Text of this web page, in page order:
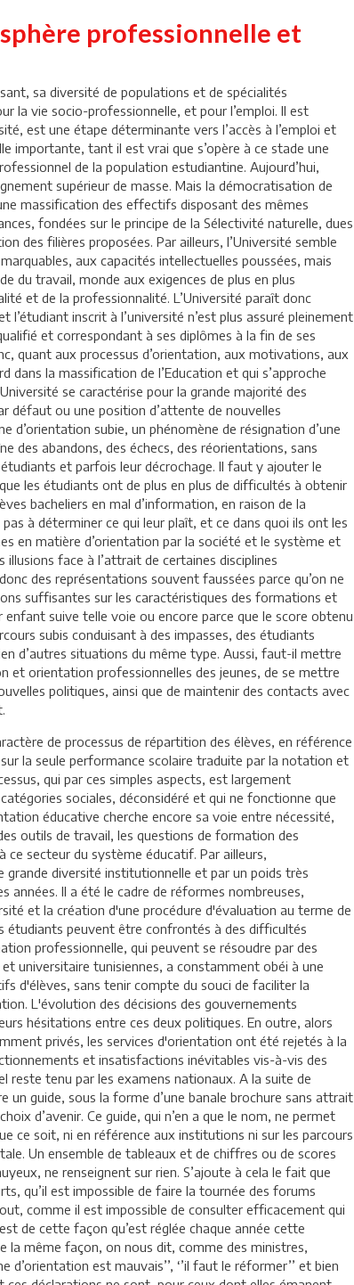
professionnelle et
sa diversité de populations et de spécialités
la vie socio-professionnelle, et pour l’emploi. Il est
est une étape déterminante vers l’accès à l’emploi et
importante, tant il est vrai que s’opère à ce stade une
de la population estudiantine. Aujourd’hui,
supérieur de masse. Mais la démocratisation de
massification des effectifs disposant des mêmes
fondées sur le principe de la Sélectivité naturelle, dues
des filières proposées. Par ailleurs, l’Université semble
aux capacités intellectuelles poussées, mais
du travail, monde aux exigences de plus en plus
et de la professionnalité. L’Université paraît donc
inscrit à l’université n’est plus assuré pleinement
et correspondant à ses diplômes à la fin de ses
quant aux processus d’orientation, aux motivations, aux
dans la massification de l’Education et qui s’approche
se caractérise pour la grande majorité des
défaut ou une position d’attente de nouvelles
d’orientation subie, un phénomène de résignation d’une
des abandons, des échecs, des réorientations, sans
et parfois leur décrochage. Il faut y ajouter le
les étudiants ont de plus en plus de difficultés à obtenir
bacheliers en mal d’information, en raison de la
à déterminer ce qui leur plaît, et ce dans quoi ils ont les
en matière d’orientation par la société et le système et
face à l’attrait de certaines disciplines
des représentations souvent faussées parce qu’on ne
suffisantes sur les caractéristiques des formations et
suive telle voie ou encore parce que le score obtenu
subis conduisant à des impasses, des étudiants
d’autres situations du même type. Aussi, faut-il mettre
et orientation professionnelles des jeunes, de se mettre
politiques, ainsi que de maintenir des contacts avec
de processus de répartition des élèves, en référence
la seule performance scolaire traduite par la notation et
qui par ces simples aspects, est largement
sociales, déconsidéré et qui ne fonctionne que
éducative cherche encore sa voie entre nécessité,
outils de travail, les questions de formation des
secteur du système éducatif. Par ailleurs,
grande diversité institutionnelle et par un poids très
Il a été le cadre de réformes nombreuses,
et la création d'une procédure d'évaluation au terme de
étudiants peuvent être confrontés à des difficultés
professionnelle, qui peuvent se résoudre par des
universitaire tunisiennes, a constamment obéi à une
d'élèves, sans tenir compte du souci de faciliter la
L'évolution des décisions des gouvernements
hésitations entre ces deux politiques. En outre, alors
privés, les services d'orientation ont été rejetés à la
et insatisfactions inévitables vis-à-vis des
tenu par les examens nationaux. A la suite de
guide, sous la forme d’une banale brochure sans attrait
d’avenir. Ce guide, qui n’en a que le nom, ne permet
ce soit, ni en référence aux institutions ni sur les parcours
Un ensemble de tableaux et de chiffres ou de scores
ne renseignent sur rien. S’ajoute à cela le fait que
qu’il est impossible de faire la tournée des forums
comme il est impossible de consulter efficacement qui
de cette façon qu’est réglée chaque année cette
la même façon, on nous dit, comme des ministres,
est mauvais’’, ‘’il faut le réformer’’ et bien